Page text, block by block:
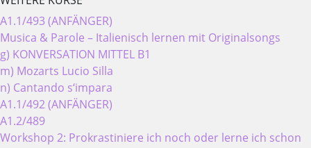
A1.1/493 (ANFÄNGER)
Musica & Parole – Italienisch lernen mit Originalsongs
g) KONVERSATION MITTEL B1
m) Mozarts Lucio Silla
n) Cantando s‘impara
A1.1/492 (ANFÄNGER)
A1.2/489
Workshop 2: Prokrastiniere ich noch oder lerne ich schon